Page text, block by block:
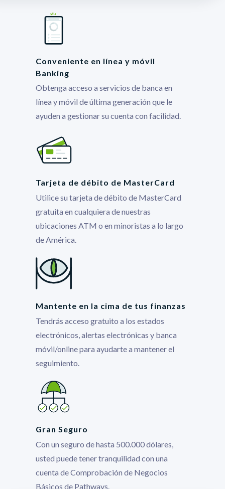
Conveniente en línea y móvil
Banking
Obtenga acceso a servicios de banca en
línea y móvil de última generación que le
ayuden a gestionar su cuenta con facilidad.
Tarjeta de débito de MasterCard
Utilice su tarjeta de débito de MasterCard
gratuita en cualquiera de nuestras
ubicaciones ATM o en minoristas a lo largo
de América.
Mantente en la cima de tus finanzas
Tendrás acceso gratuito a los estados
electrónicos, alertas electrónicas y banca
móvil/online para ayudarte a mantener el
seguimiento.
Gran Seguro
Con un seguro de hasta 500.000 dólares,
usted puede tener tranquilidad con una
cuenta de Comprobación de Negocios
Básicos de Pathways.